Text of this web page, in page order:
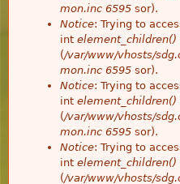
mon.inc 6595 sor).
Notice: Trying to
int element_children()
(/var/www/vhosts/
mon.inc 6595 sor).
Notice: Trying to
int element_children()
(/var/www/vhosts/
mon.inc 6595 sor).
Notice: Trying to
int element_children()
(/var/www/vhosts/